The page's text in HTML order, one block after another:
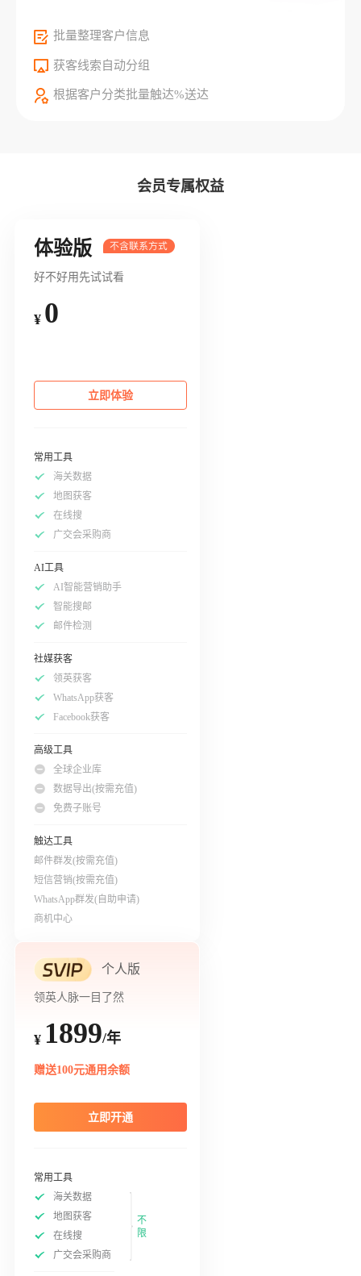
批量整理客户信息
获客线索自动分组
根据客户分类批量触达%送达
会员专属权益
体验版
好不好用先试试看
¥ 0
立即体验
常用工具
海关数据
地图获客
在线搜
广交会采购商
AI工具
AI智能营销助手
智能搜邮
邮件检测
社媒获客
领英获客
WhatsApp获客
Facebook获客
高级工具
全球企业库
数据导出(按需充值)
免费子账号
触达工具
邮件群发(按需充值)
短信营销(按需充值)
WhatsApp群发(自助申请)
商机中心
个人版
领英人脉一目了然
¥ 1899/年
赠送100元通用余额
立即开通
常用工具
海关数据
地图获客
在线搜
广交会采购商
不
限